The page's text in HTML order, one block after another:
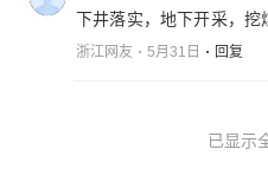
下井落实，地下开采，挖
浙江网友 5月31日 回复
已显示